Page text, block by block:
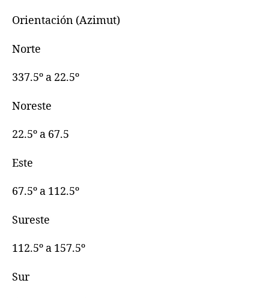
Orientación (Azimut)
Norte
337.5º a 22.5º
Noreste
22.5º a 67.5
Este
67.5º a 112.5º
Sureste
112.5º a 157.5º
Sur